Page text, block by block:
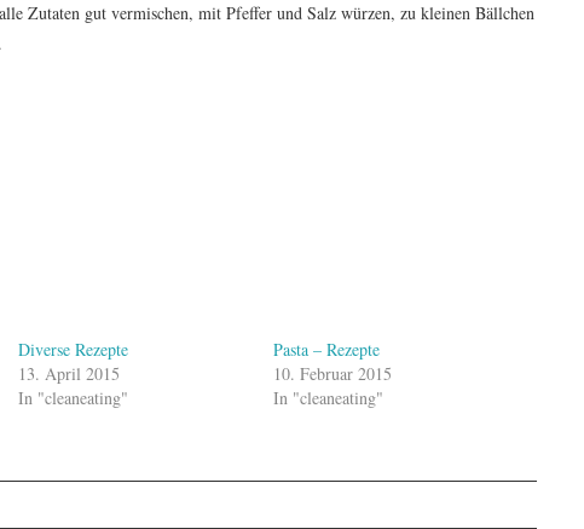
Zutaten gut vermischen, mit Pfeffer und Salz würzen, zu kleinen Bällchen
Diverse Rezepte
13. April 2015
In "cleaneating"
Pasta – Rezepte
10. Februar 2015
In "cleaneating"